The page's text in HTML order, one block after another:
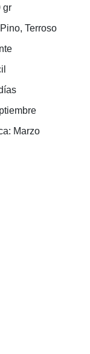
gr
Terroso
Marzo